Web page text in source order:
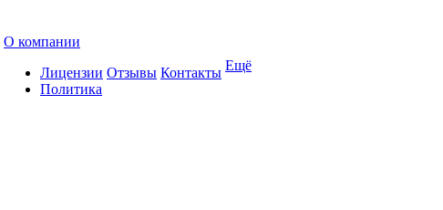
О компании
Лицензии
Политика
Отзывы Контакты Ещё